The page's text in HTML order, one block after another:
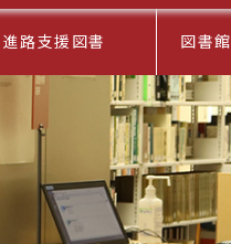
進路支援図書 図書